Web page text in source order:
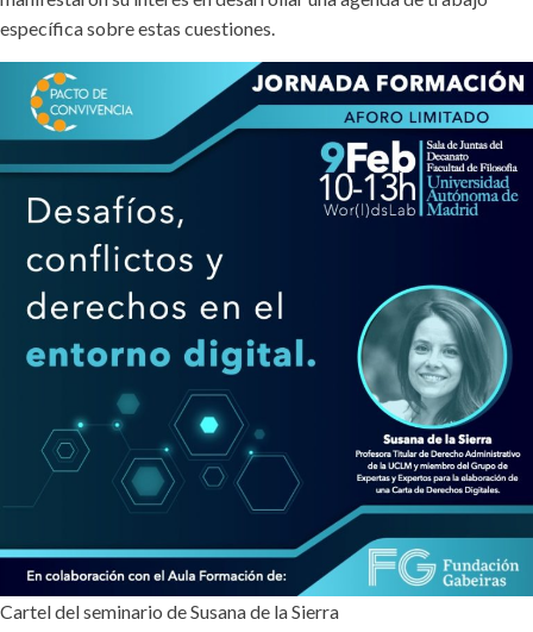
específica sobre estas cuestiones.
Cartel del seminario de Susana de la Sierra